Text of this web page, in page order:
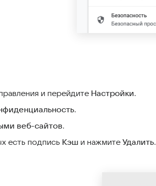
и перейдите Настройки.
.
веб-сайтов.
есть подпись Кэш и нажмите Удалить.